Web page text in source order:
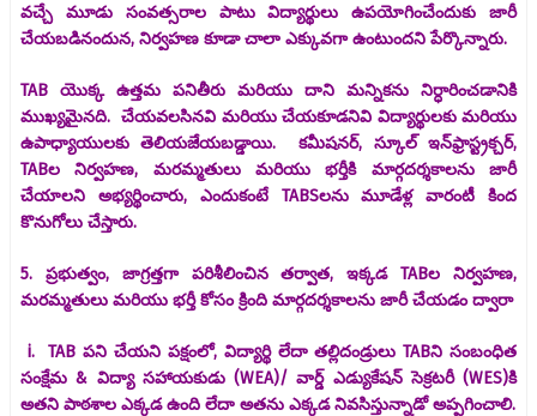
వచ్చే మూడు సంవత్సరాల పాటు విద్యార్థులు ఉపయోగించేందుకు జారీ
చేయబడినందున, నిర్వహణ కూడా చాలా ఎక్కువగా ఉంటుందని పేర్కొన్నారు.
TAB యొక్క ఉత్తమ పనితీరు మరియు దాని మన్నికను నిర్ధారించడానికి
ముఖ్యమైనది. చేయవలసినవి మరియు చేయకూడనివి విద్యార్థులకు మరియు
ఉపాధ్యాయులకు తెలియజేయబడ్డాయి. కమీషనర్, స్కూల్ ఇన్‌ఫ్రాస్ట్రక్చర్,
TABల నిర్వహణ, మరమ్మతులు మరియు భర్తీకి మార్గదర్శకాలను జారీ
చేయాలని అభ్యర్థించారు, ఎందుకంటే TABSలను మూడేళ్ల వారంటీ కింద
కొనుగోలు చేస్తారు.
5. ప్రభుత్వం, జాగ్రత్తగా పరిశీలించిన తర్వాత, ఇక్కడ TABల నిర్వహణ,
మరమ్మతులు మరియు భర్తీ కోసం క్రింది మార్గదర్శకాలను జారీ చేయడం ద్వారా
i. TAB పని చేయని పక్షంలో, విద్యార్థి లేదా తల్లిదండ్రులు TABని సంబంధిత
సంక్షేమ & విద్యా సహాయకుడు (WEA)/ వార్డ్ ఎడ్యుకేషన్ సెక్రటరీ (WES)కి
అతని పాఠశాల ఎక్కడ ఉంది లేదా అతను ఎక్కడ నివసిస్తున్నాడో అప్పగించాలి.